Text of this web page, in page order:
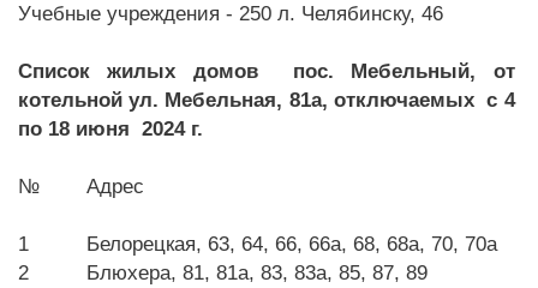
Учебные учреждения - 250 л. Челябинску, 46
Список жилых домов пос. Мебельный, от
котельной ул. Мебельная, 81а, отключаемыхc 4
по 18 июня 2024 г.
№ Адрес
1
Белорецкая, 63, 64, 66, 66а, 68, 68а, 70, 70а
2
Блюхера, 81, 81а, 83, 83а, 85, 87, 89